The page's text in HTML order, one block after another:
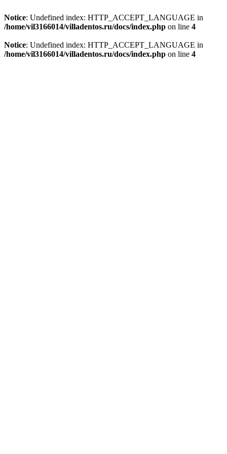
Notice: Undefined index: HTTP_ACCEPT_LANGUAGE in
/home/vil3166014/villadentos.ru/docs/index.php on line 4
Notice: Undefined index: HTTP_ACCEPT_LANGUAGE in
/home/vil3166014/villadentos.ru/docs/index.php on line 4